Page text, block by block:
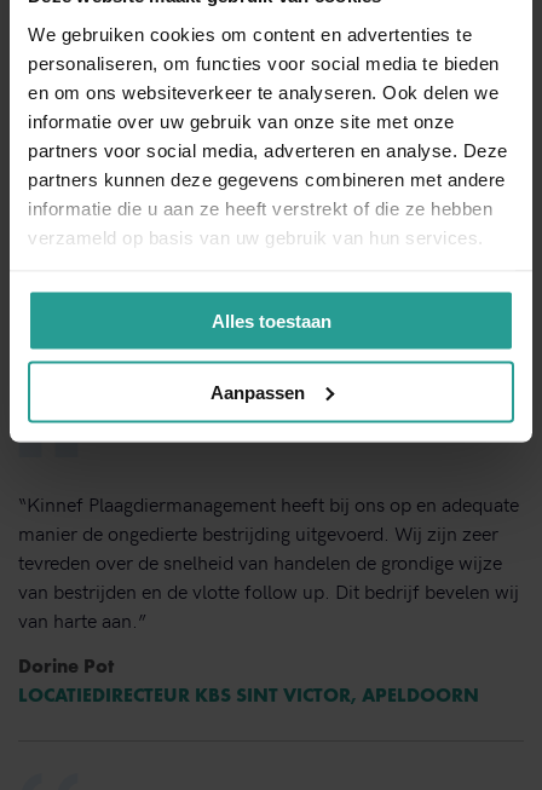
We gebruiken cookies om content en advertenties te
personaliseren, om functies voor social media te bieden
en om ons websiteverkeer te analyseren. Ook delen we
informatie over uw gebruik van onze site met onze
partners voor social media, adverteren en analyse. Deze
partners kunnen deze gegevens combineren met andere
informatie die u aan ze heeft verstrekt of die ze hebben
verzameld op basis van uw gebruik van hun services.
Alles toestaan
Aanpassen
Neem contact met ons op!
BEL ONS DIRECT
CONTACTFORMULIER
Opdrachtgevers over Kinnef:
“Kinnef Plaagdiermanagement heeft bij ons op en adequate
manier de ongedierte bestrijding uitgevoerd. Wij zijn zeer
tevreden over de snelheid van handelen de grondige wijze
van bestrijden en de vlotte follow up. Dit bedrijf bevelen wij
van harte aan.”
Dorine Pot
LOCATIEDIRECTEUR KBS SINT VICTOR, APELDOORN